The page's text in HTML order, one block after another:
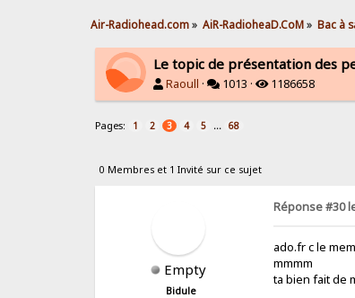
Air-Radiohead.com» AiR-RadioheaD.CoM» Bac à
Le topic de présentation des
Raoull · 1013 · 1186658
Pages: 1 2 3 4 5 ... 68
0 Membres et 1 Invité sur ce sujet
Empty
Bidule
Réponse #30
ado.fr c le
mmmm
ta bien fait de